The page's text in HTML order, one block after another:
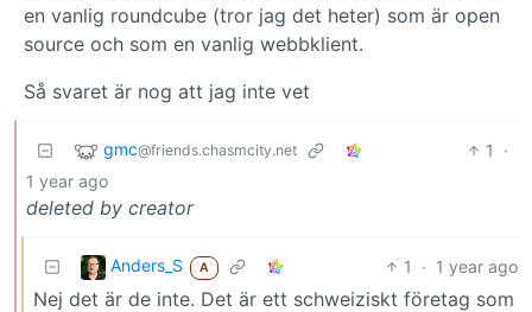
en vanlig roundcube (tror jag det heter) som är open
source och som en vanlig webbklient.
Så svaret är nog att jag inte vet
gmc@friends.chasmcity.net 1
·
1 year ago
deleted by creator
Anders_S A 1 · 1 year ago
Nej det är de inte. Det är ett schweiziskt företag som